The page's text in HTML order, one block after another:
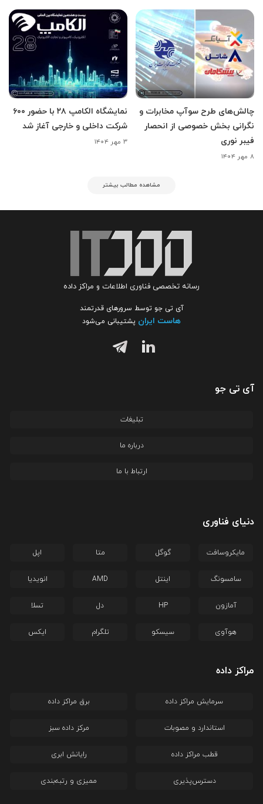
چالش‌های طرح سوآپ مخابرات و
نگرانی بخش خصوصی از انحصار
فیبر نوری
۸ مهر ۱۴۰۴
نمایشگاه الکامپ ۲۸ با حضور ۶۰۰
شرکت داخلی و خارجی آغاز شد
۳ مهر ۱۴۰۴
مشاهده مطالب بیشتر
رسانه تخصصی فناوری اطلاعات و مراکز داده
آی تی جو توسط سرورهای قدرتمند
هاست ایران پشتیبانی می‌شود
آی تی جو
تبلیغات
درباره ما
ارتباط با ما
دنیای فناوری
مایکروسافت گوگل متا اپل
سامسونگ اینتل AMD انویدیا
آمازون HP دل تسلا
هوآوی سیسکو تلگرام ایکس
مراکز داده
سرمایش مراکز داده برق مراکز داده
استاندارد و مصوبات مرکز داده سبز
قطب مراکز داده رایانش ابری
دسترس‌پذیری ممیزی و رتبه‌بندی